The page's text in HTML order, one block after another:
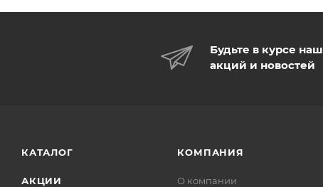
Будьте в курсе
акций и новостей
КАТАЛОГ
АКЦИИ
КОМПАНИЯ
О компании